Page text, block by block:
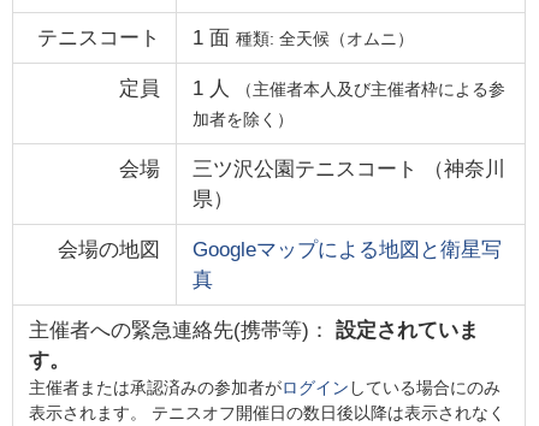
テニスコート 1面 種類: 全天候（オムニ）
定員 1 人
（主催者本人及び主催者枠による参
加者を除く）
会場 三ツ沢公園テニスコート （神奈川
県）
会場の地図
Googleマップによる地図と衛星写
真
主催者への緊急連絡先(携帯等)： 設定されていま
す。
主催者または承認済みの参加者がログイン している場合にのみ
表示されます。 テニスオフ開催日の数日後以降は表示されなく